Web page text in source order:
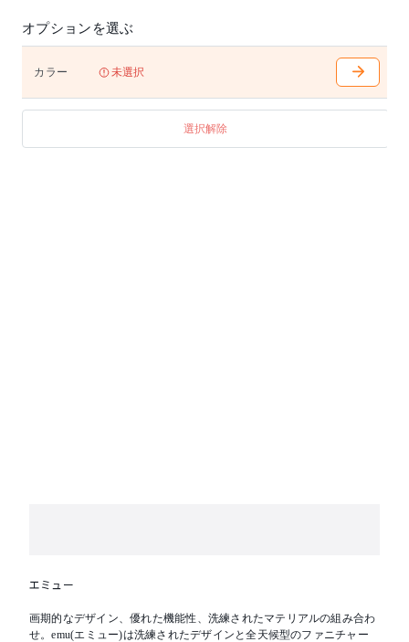
※組み立て式
オプションを選ぶ
カラー 未選択
選択解除
エミュー
画期的なデザイン、優れた機能性、洗練されたマテリアルの組み合わ
せ。emu(エミュー)は洗練されたデザインと全天候型のファニチャー